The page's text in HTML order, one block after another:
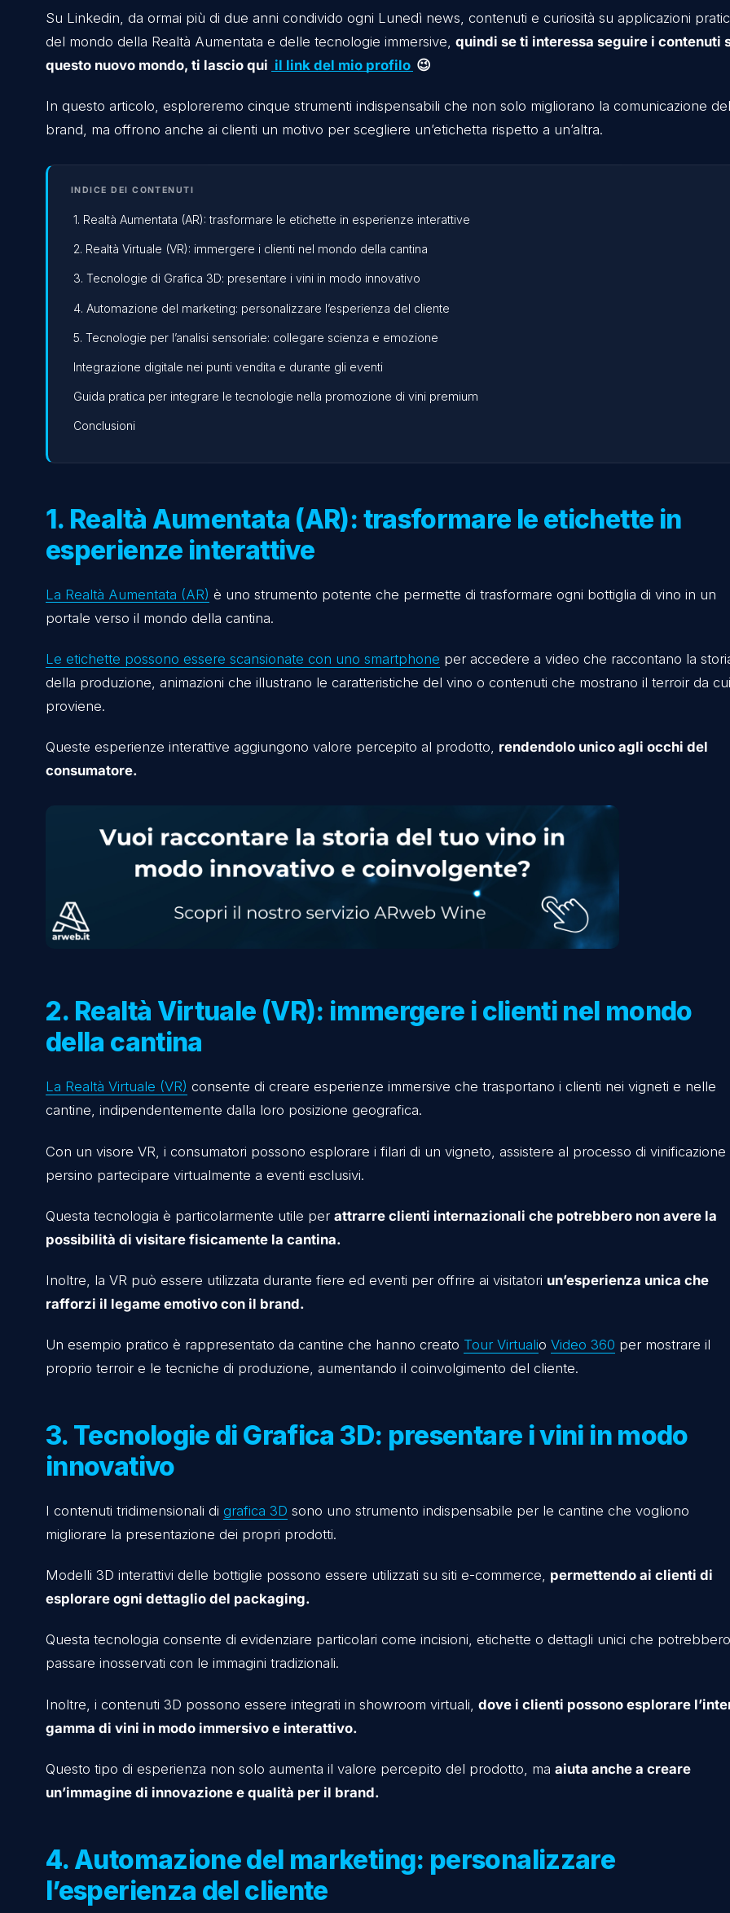
anni nel settore delle tecnologie immersive, in particolare in quello della Realtà Aumentata
Ho collaborato su diversi progetti digital (e collaboro tutt’ora con la mia azienda
),
abbiamo realizzato progetti in collaborazione per brand come ATP Finalse BPER Banca).
Su Linkedin, da ormai più di due anni condivido ogni Lunedì news, contenuti e curiosità su
del mondo della Realtà Aumentata e delle tecnologie immersive,
questo nuovo mondo, ti lascio qui
il link del mio profilo
In questo articolo, esploreremo cinque strumenti indispensabili che non solo migliorano la
brand, ma offrono anche ai clienti un motivo per scegliere un’etichetta rispetto a un’altra.
2. Realtà Virtuale (VR): immergere i clienti nel mondo della cantina
5. Tecnologie per l’analisi sensoriale: collegare scienza e emozione
Integrazione digitale nei punti vendita e durante gli eventi
Guida pratica per integrare le tecnologie nella promozione di vini premium
Conclusioni
esperienze interattive
è uno strumento potente che permette di trasformare ogni bottiglia
portale verso il mondo della cantina.
Le etichette possono essere scansionate con uno smartphone
per accedere a video che
della produzione, animazioni che illustrano le caratteristiche del vino o contenuti che mostrano
proviene.
consumatore.
2. Realtà Virtuale (VR): immergere i clienti nel
della cantina
La Realtà Virtuale (VR)consente di creare esperienze immersive che trasportano i clienti nei
Con un visore VR, i consumatori possono esplorare i filari di un vigneto, assistere al processo
persino partecipare virtualmente a eventi esclusivi.
Questa tecnologia è particolarmente utile perattrarre clienti internazionali che potrebbero
possibilità di visitare fisicamente la cantina.
Inoltre, la VR può essere utilizzata durante fiere ed eventi per offrire ai visitatori
Un esempio pratico è rappresentato da cantine che hanno creato
3. Tecnologie di Grafica 3D: presentare i vini in
innovativo
I contenuti tridimensionali digrafica 3Dsono uno strumento indispensabile per le cantine che
migliorare la presentazione dei propri prodotti.